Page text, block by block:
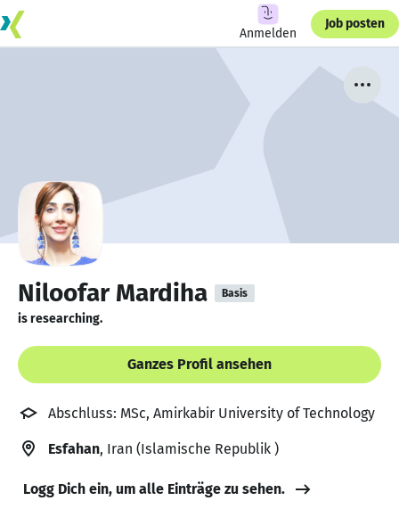
Anmelden
Job posten
Niloofar Mardiha Basis
is researching.
Ganzes Profil ansehen
Abschluss: MSc, Amirkabir University of Technology
Esfahan, Iran (Islamische Republik )
Logg Dich ein, um alle Einträge zu sehen.